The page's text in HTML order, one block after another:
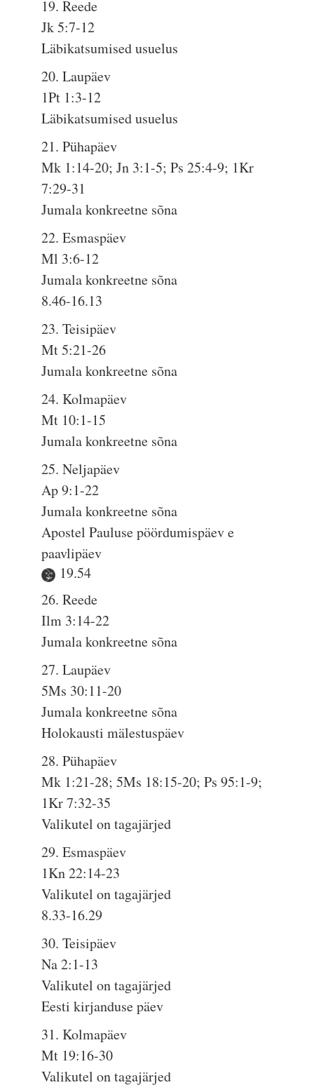
19. Reede
Jk 5:7-12
Läbikatsumised usuelus
20. Laupäev
1Pt 1:3-12
Läbikatsumised usuelus
21. Pühapäev
Mk 1:14-20; Jn 3:1-5; Ps 25:4-9; 1Kr
7:29-31
Jumala konkreetne sõna
22. Esmaspäev
Ml 3:6-12
Jumala konkreetne sõna
8.46-16.13
23. Teisipäev
Mt 5:21-26
Jumala konkreetne sõna
24. Kolmapäev
Mt 10:1-15
Jumala konkreetne sõna
25. Neljapäev
Ap 9:1-22
Jumala konkreetne sõna
Apostel Pauluse pöördumispäev e
paavlipäev
19.54
26. Reede
Ilm 3:14-22
Jumala konkreetne sõna
27. Laupäev
5Ms 30:11-20
Jumala konkreetne sõna
Holokausti mälestuspäev
28. Pühapäev
Mk 1:21-28; 5Ms 18:15-20; Ps 95:1-9;
1Kr 7:32-35
Valikutel on tagajärjed
29. Esmaspäev
1Kn 22:14-23
Valikutel on tagajärjed
8.33-16.29
30. Teisipäev
Na 2:1-13
Valikutel on tagajärjed
Eesti kirjanduse päev
31. Kolmapäev
Mt 19:16-30
Valikutel on tagajärjed